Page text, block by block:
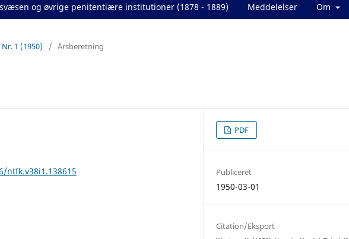
og øvrige penitentiære institutioner (1878 - 1889) Meddelelser Om
1 (1950) / Årsberetning
ntfk.v38i1.138615
PDF
Publiceret
1950-03-01
Citation/Eksport